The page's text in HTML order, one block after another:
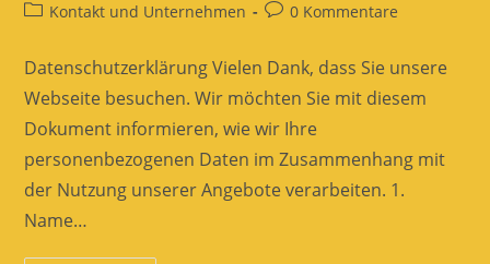
Autor:
veröffentlicht:
Beitrags-
Kontakt und Unternehmen
Beitrags-
0 Kommentare
Datenschutzerklärung Vielen Dank, dass Sie unsere
Webseite besuchen. Wir möchten Sie mit diesem
Dokument informieren, wie wir Ihre
personenbezogenen Daten im Zusammenhang mit
der Nutzung unserer Angebote verarbeiten. 1.
Name…